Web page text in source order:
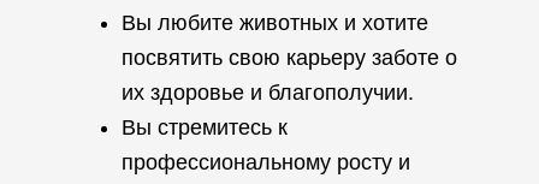
Вы любите животных и хотите
посвятить свою карьеру заботе о
их здоровье и благополучии.
Вы стремитесь к
профессиональному росту и